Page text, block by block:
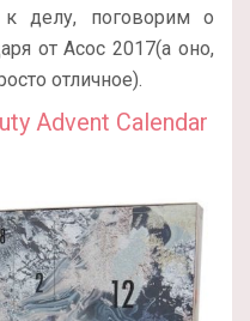
делу, поговорим о
от Асос 2017(а оно,
отличное).
Advent Calendar